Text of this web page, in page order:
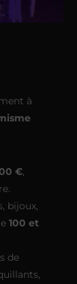
à
€,
bijoux,
100 et
de